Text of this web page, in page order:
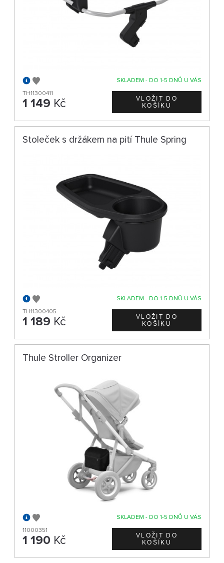
SKLADEM - DO 1-5 DNŮ U VÁS
TH11300411
1 149 Kč
Stoleček s držákem na pití Thule Spring
SKLADEM - DO 1-5 DNŮ U VÁS
TH11300405
1 189 Kč
Thule Stroller Organizer
SKLADEM - DO 1-5 DNŮ U VÁS
11000351
1 190 Kč